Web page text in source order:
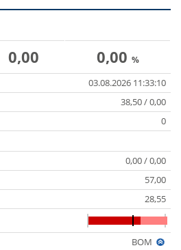
0,00 0,00 %
03.08.2026 11:33:10
38,50 / 0,00
0
0,00 / 0,00
57,00
28,55
BOM